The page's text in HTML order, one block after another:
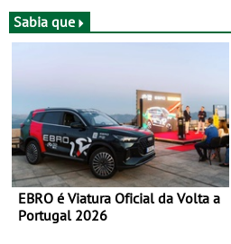
Sabia que
EBRO é Viatura Oficial da Volta a
Portugal 2026